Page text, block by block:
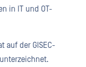
in IT und OT-
auf der GISEC-
unterzeichnet.